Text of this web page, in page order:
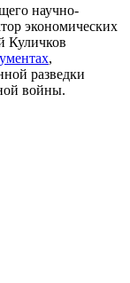
научно-
экономических
Куличков
,
разведки
войны.